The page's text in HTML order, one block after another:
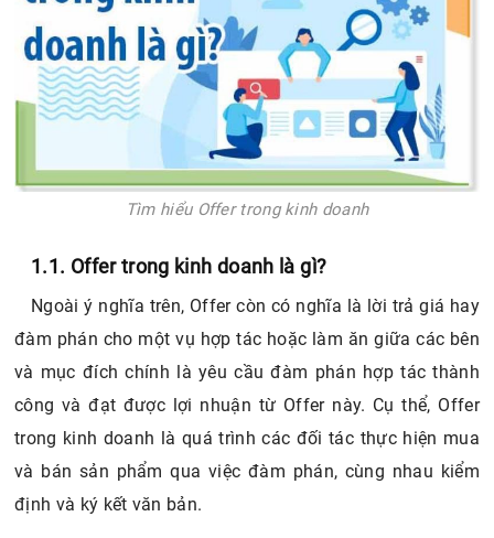
Tìm hiểu Offer trong kinh doanh
1.1. Offer trong kinh doanh là gì?
Ngoài ý nghĩa trên, Offer còn có nghĩa là lời trả giá hay
đàm phán cho một vụ hợp tác hoặc làm ăn giữa các bên
và mục đích chính là yêu cầu đàm phán hợp tác thành
công và đạt được lợi nhuận từ Offer này. Cụ thể, Offer
trong kinh doanh là quá trình các đối tác thực hiện mua
và bán sản phẩm qua việc đàm phán, cùng nhau kiểm
định và ký kết văn bản.